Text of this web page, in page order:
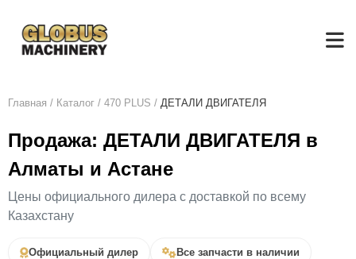
Главная / Каталог / 470 PLUS / ДЕТАЛИ ДВИГАТЕЛЯ
Продажа: ДЕТАЛИ ДВИГАТЕЛЯ в
Алматы и Астане
Цены официального дилера с доставкой по всему
Казахстану
Официальный дилер Все запчасти в наличии